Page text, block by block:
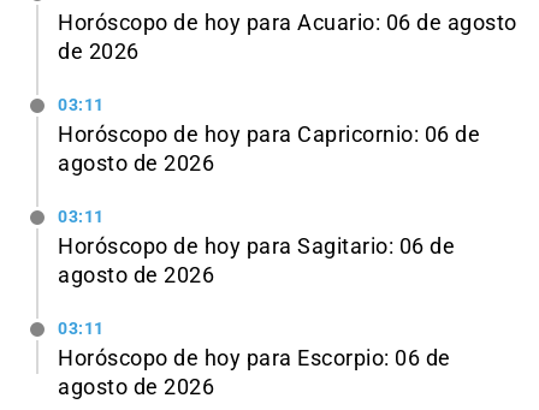
Horóscopo de hoy para Acuario: 06 de agosto
de 2026
03:11
Horóscopo de hoy para Capricornio: 06 de
agosto de 2026
03:11
Horóscopo de hoy para Sagitario: 06 de
agosto de 2026
03:11
Horóscopo de hoy para Escorpio: 06 de
agosto de 2026